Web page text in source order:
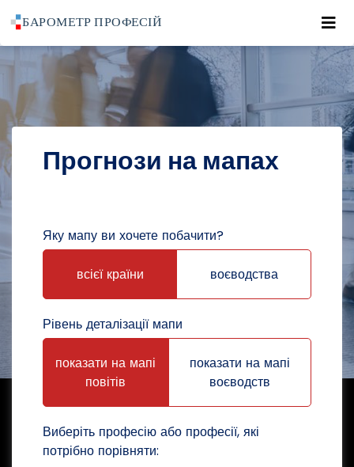
POWRÓT DO STRONY GŁÓWNEJ
ПРОГНОЗИ ПРОГНОЗИ НА МАПАХ
Прогнози на мапах
Яку мапу ви хочете побачити?
всієї країни воєводства
Рівень деталізації мапи
показати на мапі
повітів
показати на мапі
воєводств
Виберіть професію або професії, які
потрібно порівняти: